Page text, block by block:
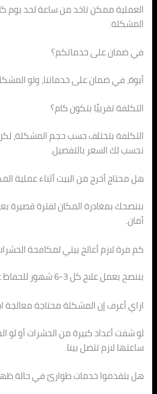
العملية ممكن تاخد من ساعة لحد
المشكلة.
في ضمان على خدماتكم؟
أيوة، في ضمان على خدماتنا، ولو
التكلفة تقريبًا بتكون كام؟
التكلفة بتختلف حسب حجم المشكلة،
نحسب لك السعر بالتفصيل.
هل محتاج أخرج من البيت أثناء عملية
بننصحك بمغادرة المكان لفترة قصيرة
أمان.
كم مرة لازم أعالج بيتي لمكافحة
بننصح بعمل علاج كل 3-6 شهور للحفاظ على سلامة البيت.
ازاي أعرف إن المشكلة محتاجة معالجة
لو شفت أعداد كبيرة من الحشرات أو لو
ساعتها لازم تتصل بينا.
هل بتقدموا خدمات طوارئ في حالة